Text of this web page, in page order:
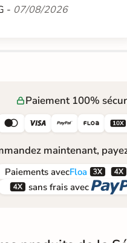
- 07/08/2026
Paiement 100%
    
maintenant,
Paiements avecFloa  
 sans frais avec